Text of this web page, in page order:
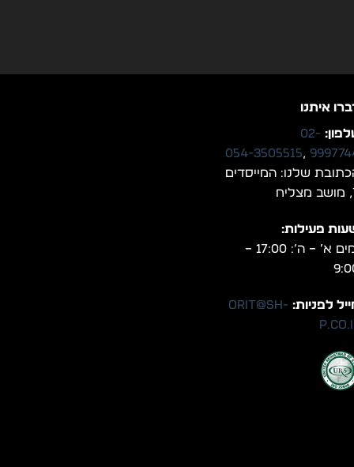
איתנו
02-
,
054-3505515
שלנו: המייסדים
פעילות:
ימים א’ – ה’: 17:00 –
לפניות: orit@sh-